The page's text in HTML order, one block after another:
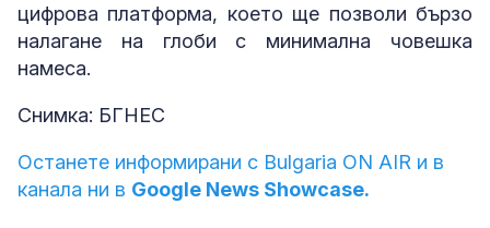
цифрова платформа, което ще позволи бързо
налагане на глоби с минимална човешка
намеса.
Снимка: БГНЕС
Останете информирани с Bulgaria ON AIR и в
канала ни в Google News Showcase.